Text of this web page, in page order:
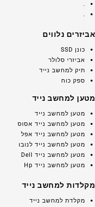
.
.
אביזרים נלווים
כונן SSD
אביזרי סלולר
תיק למחשב נייד
ספק כוח
מטען למחשב נייד
מטען למחשב נייד
מטען למחשב נייד אסוס
מטען למחשב נייד אפל
מטען למחשב נייד לנובו
מטען למחשב נייד Dell
מטען למחשב נייד Hp
מקלדות למחשב נייד
מקלדת למחשב נייד